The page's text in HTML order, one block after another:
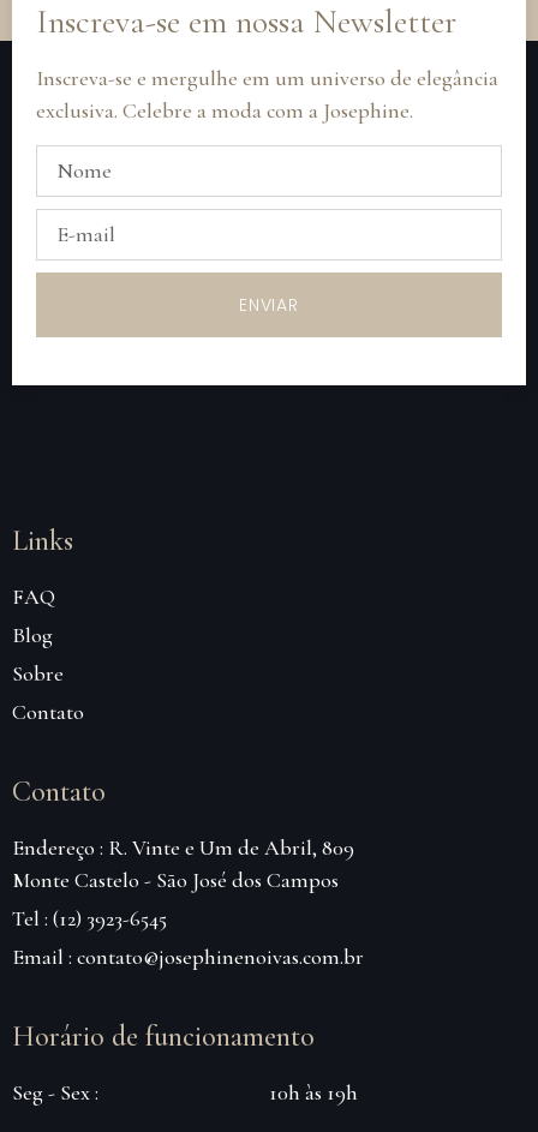
Inscreva-se em nossa Newsletter
Inscreva-se e mergulhe em um universo de elegância
exclusiva. Celebre a moda com a Josephine.
ENVIAR
Links
FAQ
Blog
Sobre
Contato
Contato
Endereço : R. Vinte e Um de Abril, 809
Monte Castelo - São José dos Campos
Tel : (12) 3923-6545
Email : contato@josephinenoivas.com.br
Horário de funcionamento
Seg - Sex :
10h às 19h